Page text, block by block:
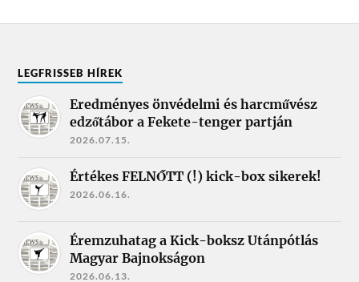
LEGFRISSEB HÍREK
Eredményes önvédelmi és harcművész
edzőtábor a Fekete-tenger partján
2026.07.15.
Értékes FELNŐTT (!) kick-box sikerek!
2026.06.16.
Éremzuhatag a Kick-boksz Utánpótlás
Magyar Bajnokságon
2026.06.13.